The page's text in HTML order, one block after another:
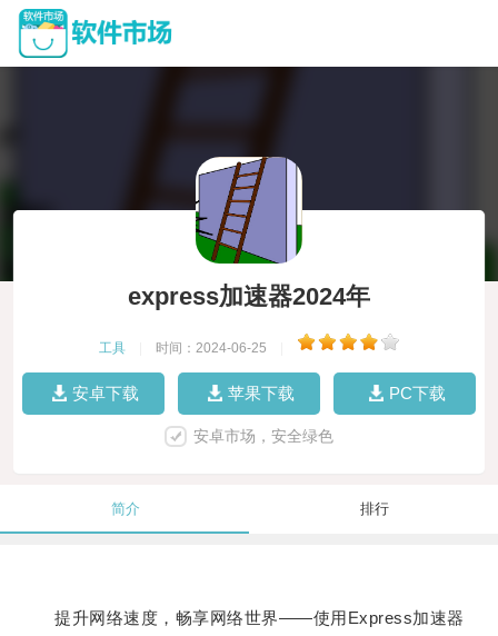
express加速器2024年
工具 时间：2024-06-25
安卓下载 苹果下载 PC下载
安卓市场，安全绿色
简介 排行
提升网络速度，畅享网络世界——使用Express加速器